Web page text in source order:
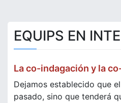
EQUIPS EN
La co-indagación y la
Dejamos establecido que
pasado, sino que tenderá